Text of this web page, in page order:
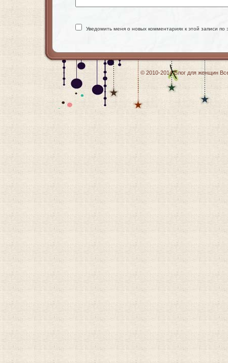
Уведомить меня о новых комментариях к этой записи по
© 2010-2014Блог для женщин